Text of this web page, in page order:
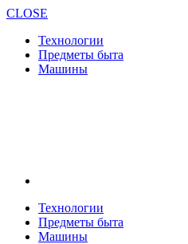
CLOSE
Технологии
Предметы быта
Машины
Технологии
Предметы быта
Машины